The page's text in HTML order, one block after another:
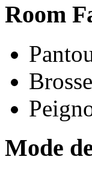
Room
Mode